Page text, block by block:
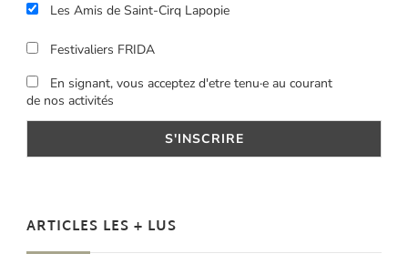
Les Amis de Saint-Cirq Lapopie
Festivaliers FRIDA
En signant, vous acceptez d'etre tenu·e au courant
de nos activités
ARTICLES LES + LUS